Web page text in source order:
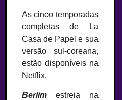
As cinco temporadas
completas de La
Casa de Papel e sua
versão sul-coreana,
estão disponíveis na
Netflix.
Berlim estreia na